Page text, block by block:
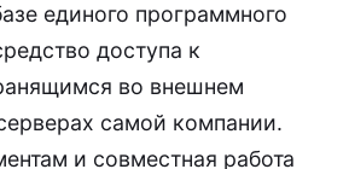
единого программного
доступа к
во внешнем
самой компании.
и совместная работа